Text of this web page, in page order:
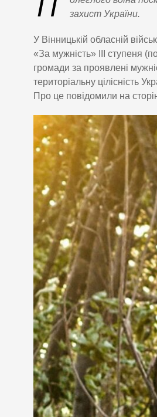
П
захист України.
У Вінницькій обласній
«За мужність» III ступеня
громади за проявлені
територіальну цілісність
Про це повідомили на